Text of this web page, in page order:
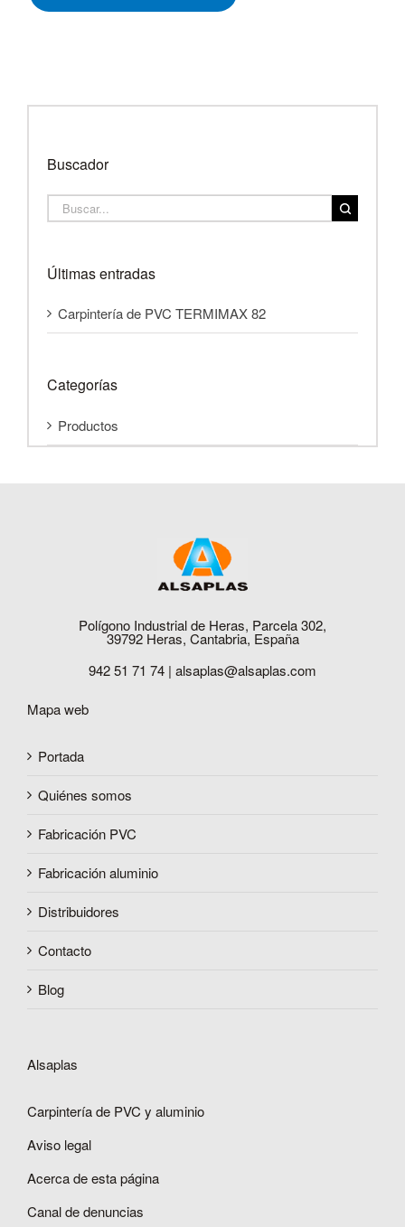
Buscador
Buscar:
Últimas entradas
Carpintería de PVC TERMIMAX 82
Categorías
Productos
Polígono Industrial de Heras, Parcela 302,
39792 Heras, Cantabria, España
942 51 71 74 | alsaplas@alsaplas.com
Mapa web
Portada
Quiénes somos
Fabricación PVC
Fabricación aluminio
Distribuidores
Contacto
Blog
Alsaplas
Carpintería de PVC y aluminio
Aviso legal
Acerca de esta página
Canal de denuncias